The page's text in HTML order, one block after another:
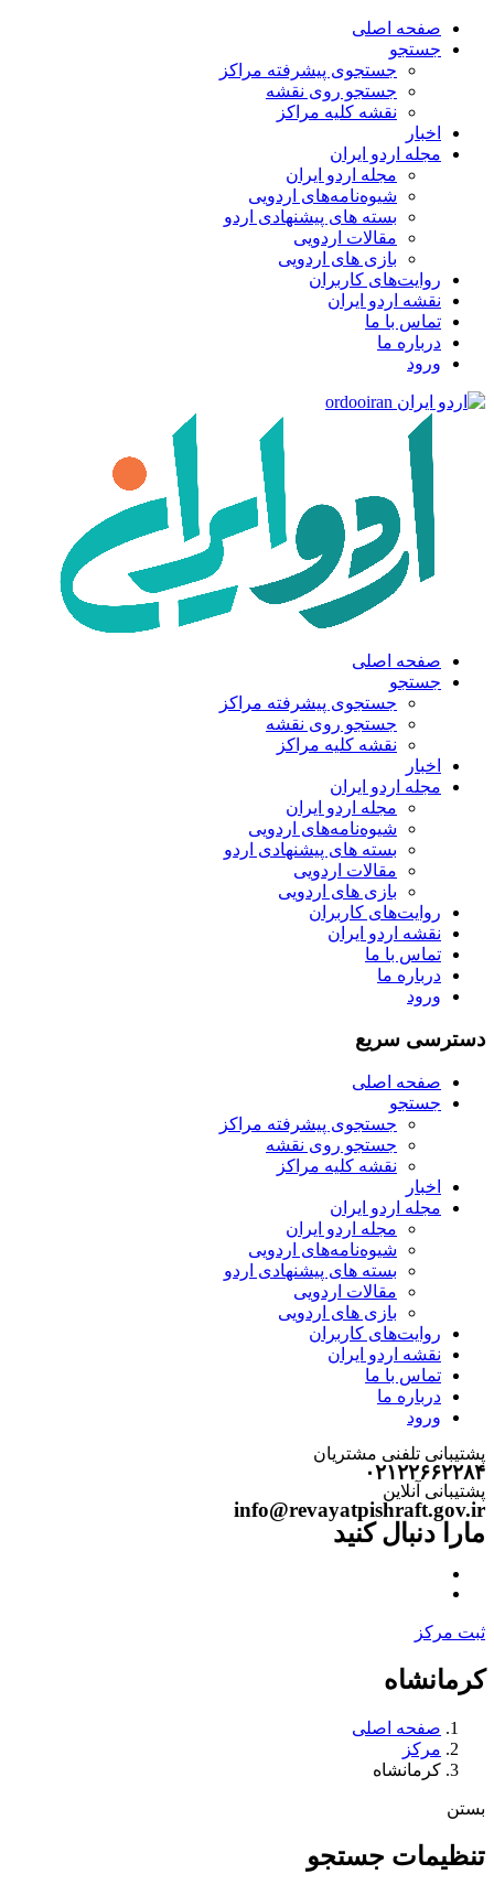
صفحه اصلی
جستجو
جستجوی پیشرفته مراکز
جستجو روی نقشه
نقشه کلیه مراکز
اخبار
مجله اردو ایران
مجله اردو ایران
شیوه‌نامه‌های اردویی
بسته های پیشنهادی اردو
مقالات اردویی
بازی های اردویی
روایت‌های کاربران
نقشه اردو ایران
تماس با ما
درباره ما
ورود
صفحه اصلی
جستجو
جستجوی پیشرفته مراکز
جستجو روی نقشه
نقشه کلیه مراکز
اخبار
مجله اردو ایران
مجله اردو ایران
شیوه‌نامه‌های اردویی
بسته های پیشنهادی اردو
مقالات اردویی
بازی های اردویی
روایت‌های کاربران
نقشه اردو ایران
تماس با ما
درباره ما
ورود
دسترسی سریع
صفحه اصلی
جستجو
جستجوی پیشرفته مراکز
جستجو روی نقشه
نقشه کلیه مراکز
اخبار
مجله اردو ایران
مجله اردو ایران
شیوه‌نامه‌های اردویی
بسته های پیشنهادی اردو
مقالات اردویی
بازی های اردویی
روایت‌های کاربران
نقشه اردو ایران
تماس با ما
درباره ما
ورود
پشتیبانی تلفنی مشتریان
۰۲۱۲۲۶۶۲۲۸۴
پشتیبانی آنلاین
info@revayatpishraft.gov.ir
مارا دنبال کنید
ثبت مرکز
کرمانشاه
صفحه اصلی
مرکز
کرمانشاه
بستن
تنظیمات جستجو